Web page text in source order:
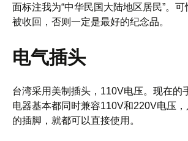
面标注我为“中华民国大陆地区居民”。
被收回，否则一定是最好的纪念品。
电气插头
台湾采用美制插头，110V电压。现在的
电器基本都同时兼容110V和220V电压
的插脚，就都可以直接使用。